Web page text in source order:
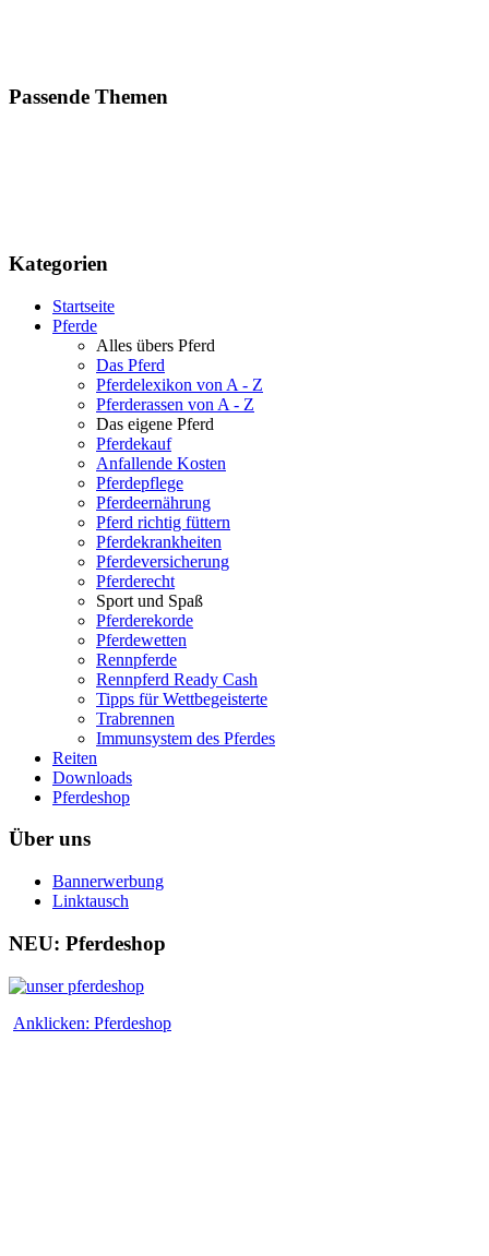
Passende Themen
Kategorien
Startseite
Pferde
Alles übers Pferd
Das Pferd
Pferdelexikon von A - Z
Pferderassen von A - Z
Das eigene Pferd
Pferdekauf
Anfallende Kosten
Pferdepflege
Pferdeernährung
Pferd richtig füttern
Pferdekrankheiten
Pferdeversicherung
Pferderecht
Sport und Spaß
Pferderekorde
Pferdewetten
Rennpferde
Rennpferd Ready Cash
Tipps für Wettbegeisterte
Trabrennen
Immunsystem des Pferdes
Reiten
Downloads
Pferdeshop
Über uns
Bannerwerbung
Linktausch
NEU: Pferdeshop
Anklicken: Pferdeshop